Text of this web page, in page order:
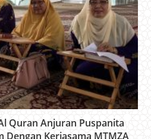
Quran Anjuran Puspanita
Dengan Kerjasama MTMZA